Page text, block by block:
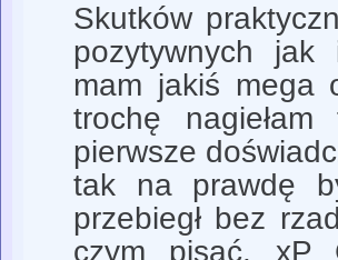
Skutków
pozytywnych
mam jakiś mega
trochę
pierwsze
tak na prawdę
przebiegł bez
czym pisać. xP